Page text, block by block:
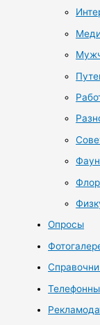
Опросы